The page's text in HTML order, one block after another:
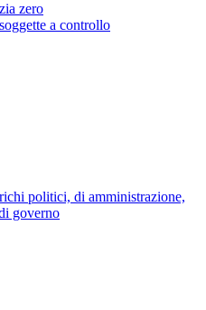
zero
a controllo
politici, di amministrazione,
governo